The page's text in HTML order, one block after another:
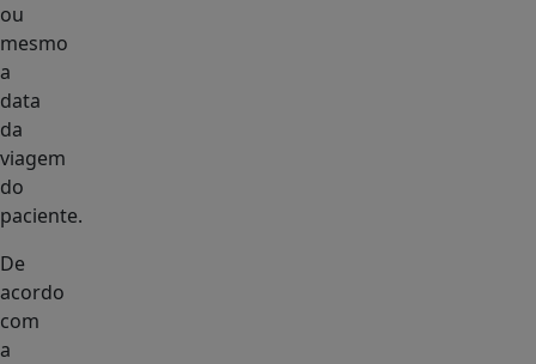
ou
mesmo
a
data
da
viagem
do
paciente.
De
acordo
com
a